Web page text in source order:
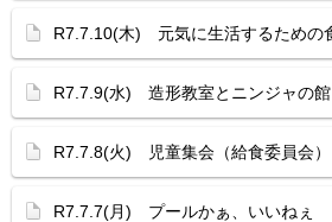
R7.7.10(木) 元気に生活するための
R7.7.9(水) 造形教室とニンジャの館
R7.7.8(火) 児童集会（給食委員会）
R7.7.7(月) プールかぁ、いいねぇ